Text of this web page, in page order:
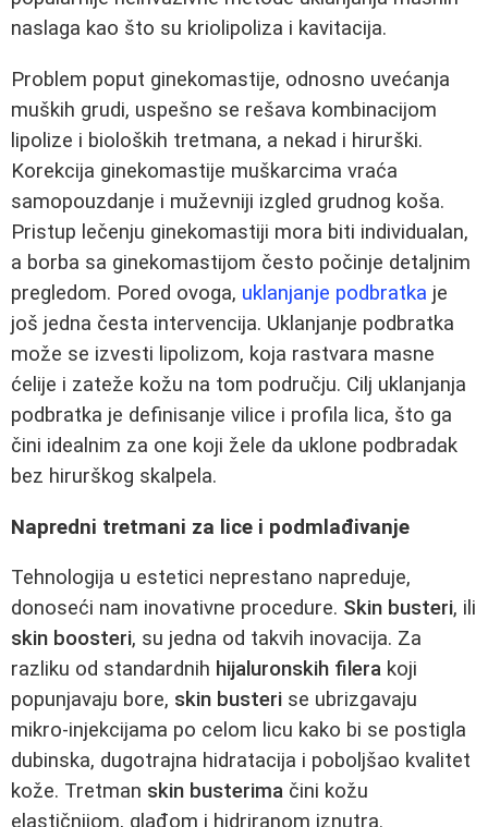
naslaga kao što su kriolipoliza i kavitacija.
Problem poput ginekomastije, odnosno uvećanja
muških grudi, uspešno se rešava kombinacijom
lipolize i bioloških tretmana, a nekad i hirurški.
Korekcija ginekomastije muškarcima vraća
samopouzdanje i muževniji izgled grudnog koša.
Pristup lečenju ginekomastiji mora biti individualan,
a borba sa ginekomastijom često počinje detaljnim
pregledom. Pored ovoga, uklanjanje podbratka je
još jedna česta intervencija. Uklanjanje podbratka
može se izvesti lipolizom, koja rastvara masne
ćelije i zateže kožu na tom području. Cilj uklanjanja
podbratka je definisanje vilice i profila lica, što ga
čini idealnim za one koji žele da uklone podbradak
bez hirurškog skalpela.
Napredni tretmani za lice i podmlađivanje
Tehnologija u estetici neprestano napreduje,
donoseći nam inovativne procedure. Skin busteri, ili
skin boosteri, su jedna od takvih inovacija. Za
razliku od standardnih hijaluronskih filera koji
popunjavaju bore, skin busteri se ubrizgavaju
mikro-injekcijama po celom licu kako bi se postigla
dubinska, dugotrajna hidratacija i poboljšao kvalitet
kože. Tretman skin busterima čini kožu
elastičnijom, glađom i hidriranom iznutra.